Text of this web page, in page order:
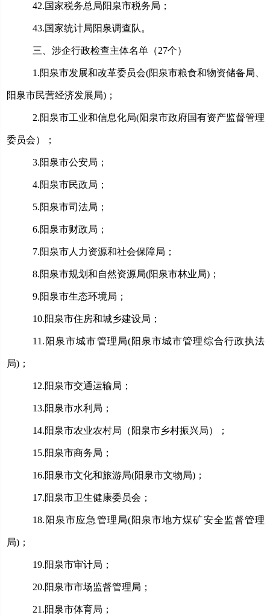
42.国家税务总局阳泉市税务局；
43.国家统计局阳泉调查队。
三、涉企行政检查主体名单（27个）
1.阳泉市发展和改革委员会(阳泉市粮食和物资储备局、
阳泉市民营经济发展局)；
2.阳泉市工业和信息化局(阳泉市政府国有资产监督管理
委员会）；
3.阳泉市公安局；
4.阳泉市民政局；
5.阳泉市司法局；
6.阳泉市财政局；
7.阳泉市人力资源和社会保障局；
8.阳泉市规划和自然资源局(阳泉市林业局)；
9.阳泉市生态环境局；
10.阳泉市住房和城乡建设局；
11. 阳泉市城市管理局(阳泉市城市管理综合行政执法
局)；
12.阳泉市交通运输局；
13.阳泉市水利局；
14.阳泉市农业农村局（阳泉市乡村振兴局）；
15.阳泉市商务局；
16.阳泉市文化和旅游局(阳泉市文物局)；
17.阳泉市卫生健康委员会；
18. 阳泉市应急管理局(阳泉市地方煤矿安全监督管理
局)；
19.阳泉市审计局；
20.阳泉市市场监督管理局；
21.阳泉市体育局；